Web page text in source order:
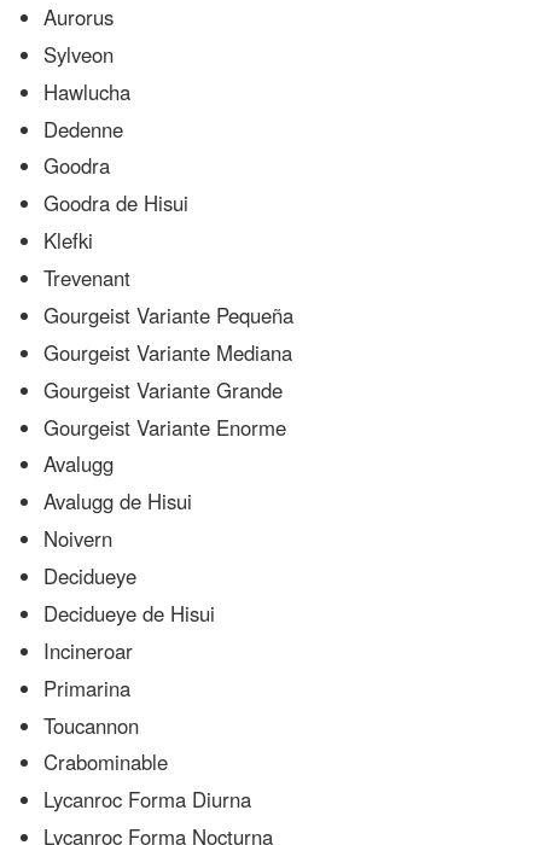
Aurorus
Sylveon
Hawlucha
Dedenne
Goodra
Goodra de Hisui
Klefki
Trevenant
Gourgeist Variante Pequeña
Gourgeist Variante Mediana
Gourgeist Variante Grande
Gourgeist Variante Enorme
Avalugg
Avalugg de Hisui
Noivern
Decidueye
Decidueye de Hisui
Incineroar
Primarina
Toucannon
Crabominable
Lycanroc Forma Diurna
Lycanroc Forma Nocturna